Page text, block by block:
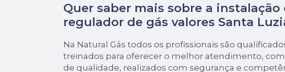
Quer saber mais sobre a instalação
regulador de gás valores Santa
Na Natural Gás todos os profissionais são
treinados para oferecer o melhor atendimento, com
de qualidade, realizados com segurança e